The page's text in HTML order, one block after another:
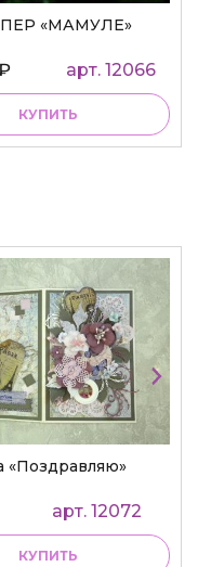
«МАМУЛЕ»
арт. 12066
КУПИТЬ
«Поздравляю»
арт. 12072
КУПИТЬ